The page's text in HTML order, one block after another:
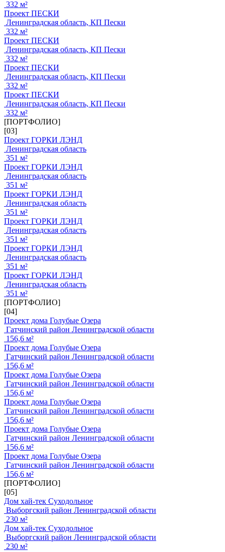
332 м²
Проект ПЕСКИ
Ленинградская область, КП Пески
332 м²
Проект ПЕСКИ
Ленинградская область, КП Пески
332 м²
Проект ПЕСКИ
Ленинградская область, КП Пески
332 м²
Проект ПЕСКИ
Ленинградская область, КП Пески
332 м²
[ПОРТФОЛИО]
[03]
Проект ГОРКИ ЛЭНД
Ленинградская область
351 м²
Проект ГОРКИ ЛЭНД
Ленинградская область
351 м²
Проект ГОРКИ ЛЭНД
Ленинградская область
351 м²
Проект ГОРКИ ЛЭНД
Ленинградская область
351 м²
Проект ГОРКИ ЛЭНД
Ленинградская область
351 м²
Проект ГОРКИ ЛЭНД
Ленинградская область
351 м²
[ПОРТФОЛИО]
[04]
Проект дома Голубые Озера
Гатчинский район Ленинградской области
156,6 м²
Проект дома Голубые Озера
Гатчинский район Ленинградской области
156,6 м²
Проект дома Голубые Озера
Гатчинский район Ленинградской области
156,6 м²
Проект дома Голубые Озера
Гатчинский район Ленинградской области
156,6 м²
Проект дома Голубые Озера
Гатчинский район Ленинградской области
156,6 м²
Проект дома Голубые Озера
Гатчинский район Ленинградской области
156,6 м²
[ПОРТФОЛИО]
[05]
Дом хай-тек Суходольное
Выборгский район Ленинградской области
230 м²
Дом хай-тек Суходольное
Выборгский район Ленинградской области
230 м²